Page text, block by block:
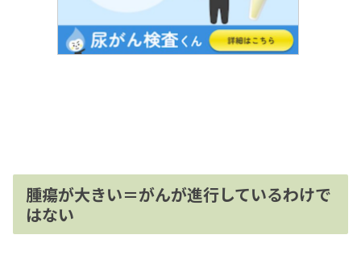
腫瘍が大きい＝がんが進行しているわけで
はない